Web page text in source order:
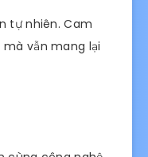
tự nhiên. Cam
vẫn mang lại